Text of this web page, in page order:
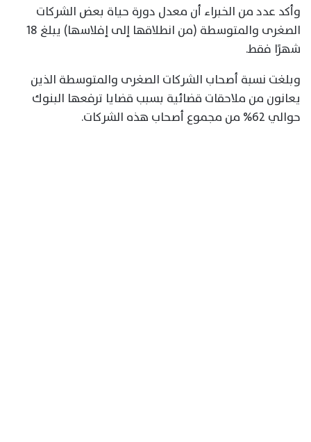
وأكد عدد من الخبراء أن معدل دورة حياة بعض الشركات
الصغرى والمتوسطة (من انطلاقها إلى إفلاسها) يبلغ 18
شهرًا فقط.
وبلغت نسبة أصحاب الشركات الصغرى والمتوسطة الذين
يعانون من ملاحقات قضائية بسبب قضايا ترفعها البنوك
حوالي 62% من مجموع أصحاب هذه الشركات.